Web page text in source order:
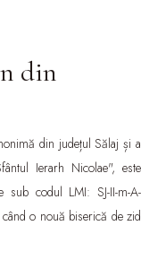
din
din județul Sălaj și a
Ierarh Nicolae", este
sub codul LMI: SJ-II-m-A-
o nouă biserică de zid